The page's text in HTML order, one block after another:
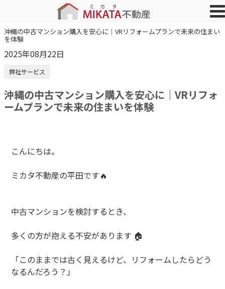
沖縄の中古マンション購入を安心に｜VRリフォームプランで未来の住まい
を体験
2025年08月22日
弊社サービス
沖縄の中古マンション購入を安心に｜VRリフォ
ームプランで未来の住まいを体験
こんにちは。
ミカタ不動産の平田です🔥
中古マンションを検討するとき、
多くの方が抱える不安があります 🏠
「このままでは古く見えるけど、リフォームしたらどう
なるんだろう？」